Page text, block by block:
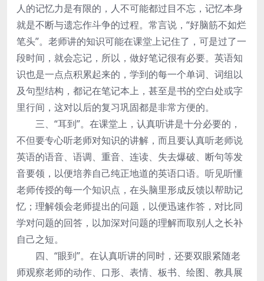
人的记忆力是有限的，人不可能都过目不忘，记忆本身
就是不断与遗忘作斗争的过程。常言说，“好脑筋不如烂
笔头”。老师讲的知识可能在课堂上记住了，可是过了一
段时间，就会忘记，所以，做好笔记很有必要。英语知
识也是一点点积累起来的，学到的每一个单词、词组以
及句型结构，都记在笔记本上，甚至是书的空白处或字
里行间，这对以后的复习巩固都是非常方便的。
三、“耳到”。在课堂上，认真听讲是十分必要的，
不但要专心听老师对知识的讲解，而且要认真听老师说
英语的语音、语调、重音、连读、失去爆破、断句等发
音要领，以便培养自己纯正地道的英语口语。听见听懂
老师传授的每一个知识点，在头脑里形成反馈以帮助记
忆；理解领会老师提出的问题，以便迅速作答，对比同
学对问题的回答，以加深对问题的理解而取别人之长补
自己之短。
四、“眼到”。在认真听讲的同时，还要双眼紧随老
师观察老师的动作、口形、表情、板书、绘图、教具展